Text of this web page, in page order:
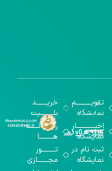
تقویــــــــــم
نمایشگاه
اخبــــــــــــار
نمایشگاه
ثبت نام در
نمایشگاه
خریـــــــد
بلـــــــــیت
رســـــانــــــه
هـــــــــا
تـــــــــور
مجـــــــازی
گواهینامه‌های
اخذ شده